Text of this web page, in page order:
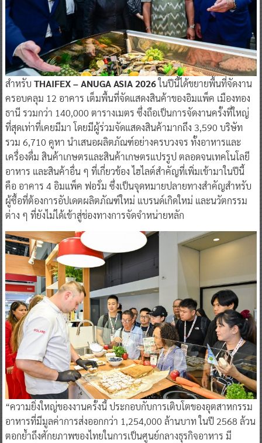
สำหรับ THAIFEX – ANUGA ASIA 2026ในปีนี้ได้ขยายพื้นที่จัดงาน
ครอบคลุม 12 อาคาร เต็มพื้นที่จัดแสดงสินค้าของอิมแพ็ค เมืองทอง
ธานี รวมกว่า 140,000 ตารางเมตร ซึ่งถือเป็นการจัดงานครั้งที่ใหญ่
ที่สุดเท่าที่เคยมีมา โดยมีผู้ร่วมจัดแสดงสินค้ามากถึง 3,590 บริษัท
รวม 6,710 คูหา นำเสนอผลิตภัณฑ์อย่างครบวงจร ทั้งอาหารและ
เครื่องดื่ม สินค้าเกษตรและสินค้าเกษตรแปรรูป ตลอดจนเทคโนโลยี
อาหาร และสินค้าอื่น ๆ ที่เกี่ยวข้อง ไฮไลต์สำคัญที่เพิ่มเข้ามาในปีนี้
คือ อาคาร 4 อิมแพ็ค ฟอรั่ม ซึ่งเป็นจุดหมายปลายทางสำคัญสำหรับ
ผู้ซื้อที่ต้องการอัปเดตผลิตภัณฑ์ใหม่ แบรนด์เกิดใหม่ และนวัตกรรม
ต่าง ๆ ที่ยังไม่ได้เข้าสู่ช่องทางการจัดจำหน่ายหลัก
“ความยิ่งใหญ่ของงานครั้งนี้ ประกอบกับการเติบโตของอุตสาหกรรม
อาหารที่มีมูลค่าการส่งออกกว่า 1,254,000 ล้านบาท ในปี 2568 ล้วน
ตอกย้ำถึงศักยภาพของไทยในการเป็นศูนย์กลางธุรกิจอาหาร มี